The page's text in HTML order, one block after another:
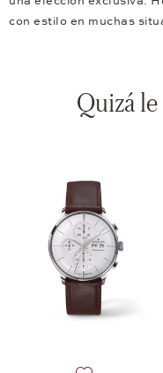
con estilo en muchas
Quizá